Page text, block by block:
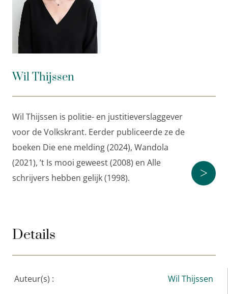
hun netvlies staan gebrand. Na het succes van
ene melding
(2024) bevat dit boek zeventig nieuwe
politieverhalen die de mens achter het uniform laten
verhalen de extreme situaties waarmee
politiemensen worden geconfronteerd.
Volkskrant. Eerder publiceerde ze de boeken
melding (2024),Wandola(2021),’t Is mooi geweest
(2008) enAlle schrijvers hebben gelijk(1998).
Wil Thijssen
Wil Thijssen is politie- en justitieverslaggever
voor de Volkskrant. Eerder publiceerde ze de
boeken Die ene melding (2024), Wandola
(2021), ’t Is mooi geweest (2008) en Alle
schrijvers hebben gelijk (1998).
>
Details
Auteur(s) :
Wil Thijssen